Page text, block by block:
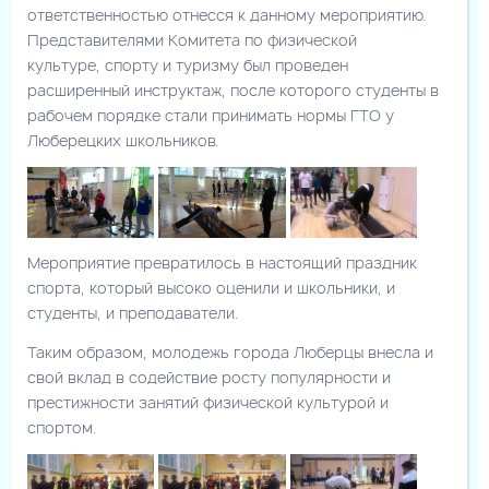
ответственностью отнесся к данному мероприятию.
Представителями Комитета по физической
культуре, спорту и туризму был проведен
расширенный инструктаж, после которого студенты в
рабочем порядке стали принимать нормы ГТО у
Люберецких школьников.
Мероприятие превратилось в настоящий праздник
спорта, который высоко оценили и школьники, и
студенты, и преподаватели.
Таким образом, молодежь города Люберцы внесла и
свой вклад в содействие росту популярности и
престижности занятий физической культурой и
спортом.